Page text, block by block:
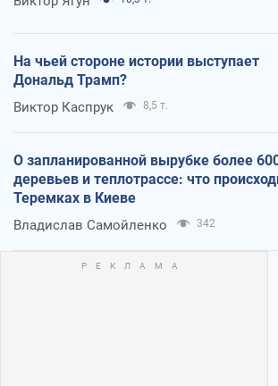
На чьей стороне истории выступает
Дональд Трамп?
Виктор Каспрук 8,5 т.
О запланированной вырубке более
деревьев и теплотрассе: что
Теремках в Киеве
Владислав Самойленко 342